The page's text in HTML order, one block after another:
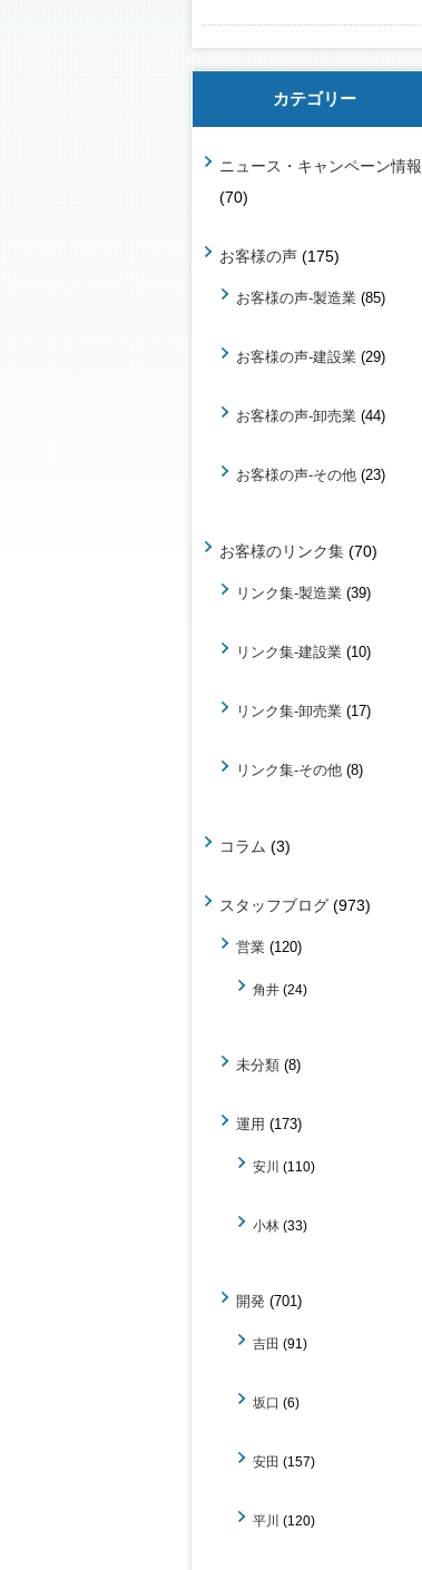
カテゴリー
ニュース・キャンペーン情報
(70)
お客様の声 (175)
お客様の声-製造業 (85)
お客様の声-建設業 (29)
お客様の声-卸売業 (44)
お客様の声-その他 (23)
お客様のリンク集 (70)
リンク集-製造業 (39)
リンク集-建設業 (10)
リンク集-卸売業 (17)
リンク集-その他 (8)
コラム (3)
スタッフブログ (973)
営業 (120)
角井 (24)
未分類 (8)
運用 (173)
安川 (110)
小林 (33)
開発 (701)
吉田 (91)
坂口 (6)
安田 (157)
平川 (120)